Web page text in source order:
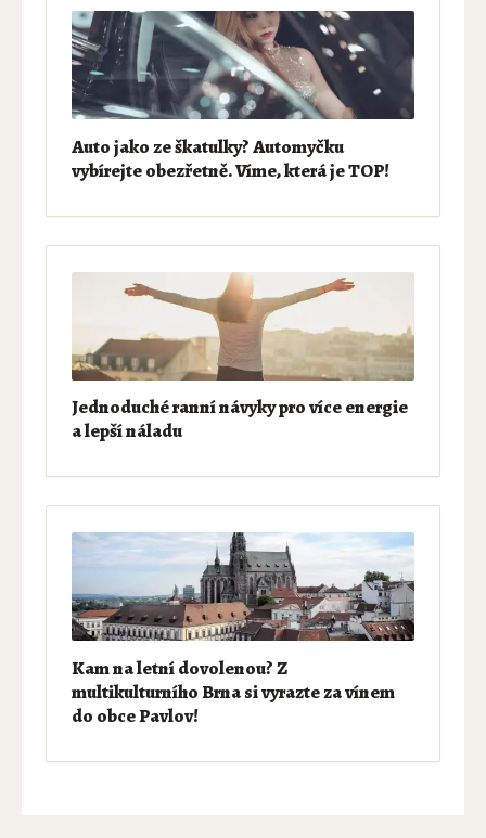
Auto jako ze škatulky? Automyčku
vybírejte obezřetně. Víme, která je TOP!
Jednoduché ranní návyky pro více energie
a lepší náladu
Kam na letní dovolenou? Z
multikulturního Brna si vyrazte za vínem
do obce Pavlov!